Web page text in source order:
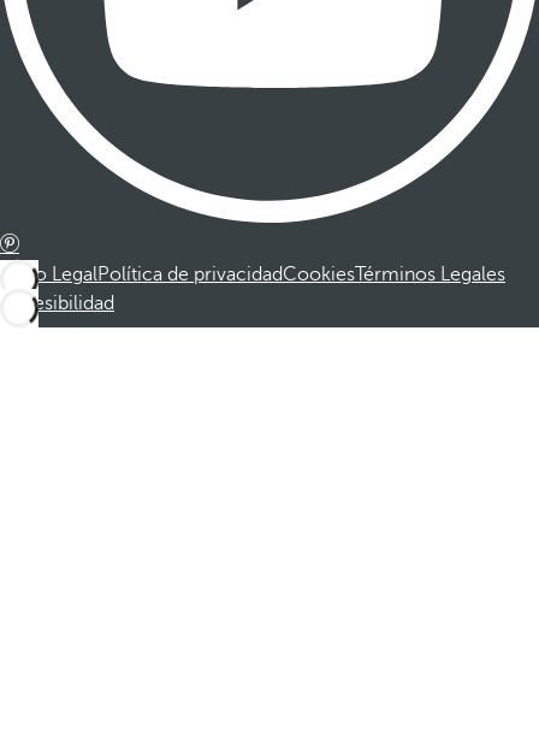
Aviso LegalPolítica de privacidadCookiesTérminos Legales
Accesibilidad